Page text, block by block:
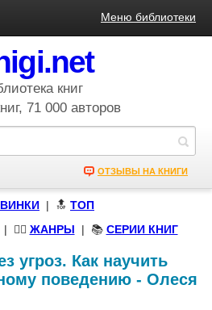
Меню библиотеки
книг
71 000 авторов
ОТЗЫВЫ НА КНИГИ
| 🔝 ТОП
🧝‍♀️ ЖАНРЫ | 📚 СЕРИИ КНИГ
угроз. Как научить
поведению - Олеся